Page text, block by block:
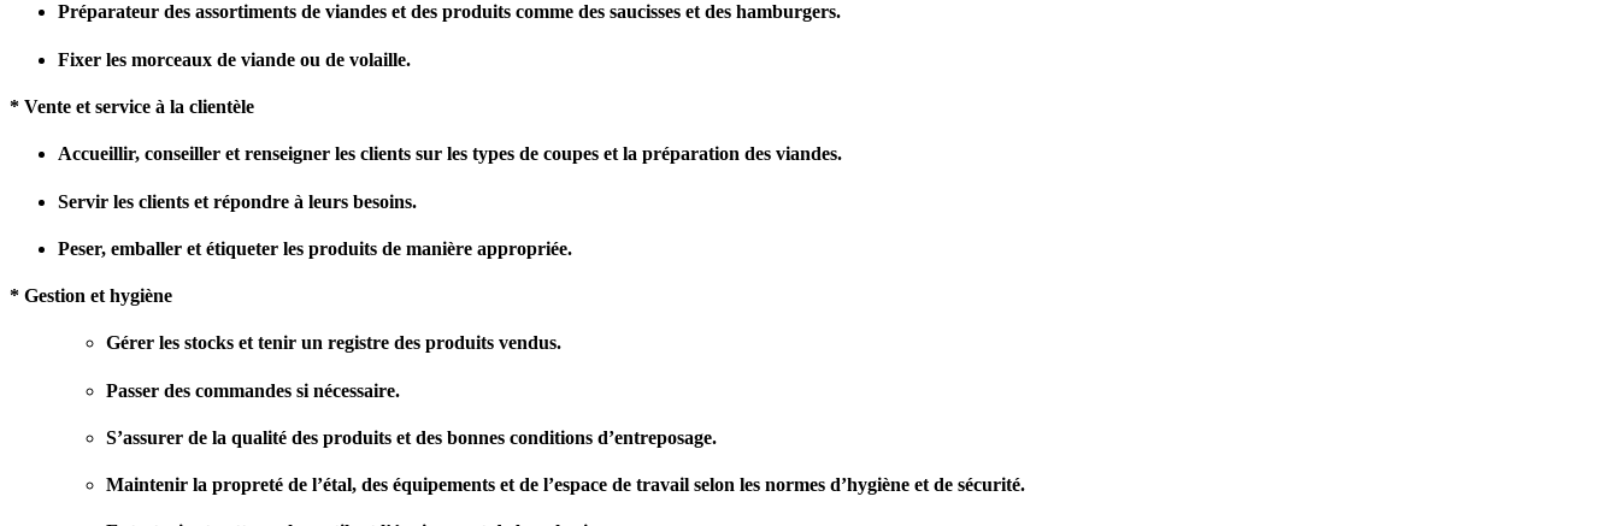
Préparateur des assortiments de viandes et des produits comme des saucisses et des hamburgers.
Fixer les morceaux de viande ou de volaille.
* Vente et service à la clientèle
Accueillir, conseiller et renseigner les clients sur les types de coupes et la préparation des viandes.
Servir les clients et répondre à leurs besoins.
Peser, emballer et étiqueter les produits de manière appropriée.
* Gestion et hygiène
Gérer les stocks et tenir un registre des produits vendus.
Passer des commandes si nécessaire.
S’assurer de la qualité des produits et des bonnes conditions d’entreposage.
Maintenir la propreté de l’étal, des équipements et de l’espace de travail selon les normes d’hygiène et de sécurité.